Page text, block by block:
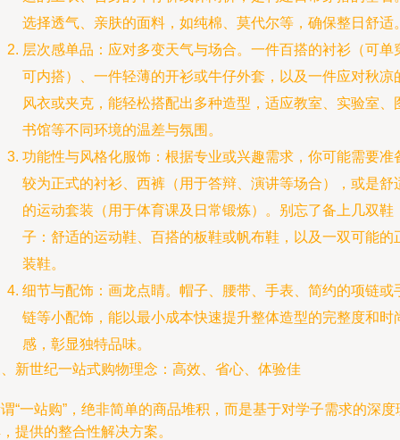
选择透气、亲肤的面料，如纯棉、莫代尔等，确保整日舒适
层次感单品：应对多变天气与场合。一件百搭的衬衫（可单
可内搭）、一件轻薄的开衫或牛仔外套，以及一件应对秋凉
风衣或夹克，能轻松搭配出多种造型，适应教室、实验室、
书馆等不同环境的温差与氛围。
功能性与风格化服饰：根据专业或兴趣需求，你可能需要准
较为正式的衬衫、西裤（用于答辩、演讲等场合），或是舒
的运动套装（用于体育课及日常锻炼）。别忘了备上几双鞋
子：舒适的运动鞋、百搭的板鞋或帆布鞋，以及一双可能的
装鞋。
细节与配饰：画龙点睛。帽子、腰带、手表、简约的项链或
链等小配饰，能以最小成本快速提升整体造型的完整度和时
感，彰显独特品味。
新世纪一站式购物理念：高效、省心、体验佳
“一站购”，绝非简单的商品堆积，而是基于对学子需求的深度
提供的整合性解决方案。